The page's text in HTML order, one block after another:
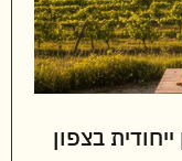
בצפון